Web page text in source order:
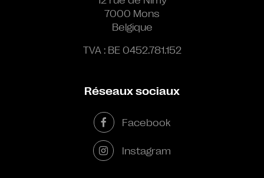
7000 Mons
Belgique
TVA : BE 0452.781.152
Réseaux sociaux
Facebook
Instagram